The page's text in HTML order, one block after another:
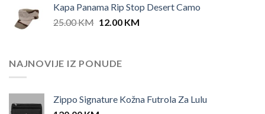
25.00 KM.12.00 KM.
Kapa Panama Rip Stop Desert Camo
25.00KM Original
25.00 KM.
12.00 KMCurrent
NAJNOVIJE IZ PONUDE
Zippo Signature Kožna Futrola Za Lulu